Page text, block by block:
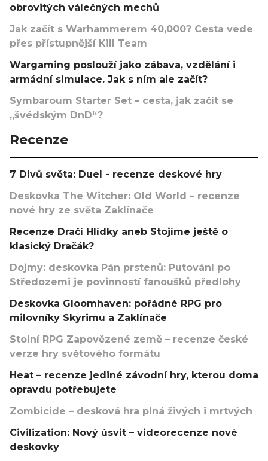
obrovitých válečných mechů
Jak začít s Warhammerem 40,000? Cesta vede
přes přístupnější Kill Team
Wargaming poslouží jako zábava, vzdělání i
armádní simulace. Jak s ním ale začít?
Symbaroum Starter Set – cesta, jak začít se
„švédským DnD“?
Recenze
7 Divů světa: Duel - recenze deskové hry
Deskovka The Witcher: Old World – recenze
nové hry ze světa Zaklínače
Recenze Dračí Hlídky aneb Stojíme ještě o
klasický Dračák?
Dojmy: deskovka Pán prstenů: Putování po
Středozemi je povinností fanoušků předlohy
Deskovka Gloomhaven: pořádné RPG pro
milovníky Skyrimu a Zaklínače
Stolní RPG Zapovězené země – recenze české
verze hry světového formátu
Heat – recenze jediné závodní hry, kterou doma
opravdu potřebujete
Zombicide – desková hra plná živých i mrtvých
Civilization: Nový úsvit – videorecenze nové
deskovky